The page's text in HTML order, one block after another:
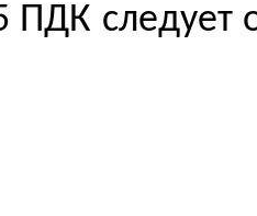
ПДК следует